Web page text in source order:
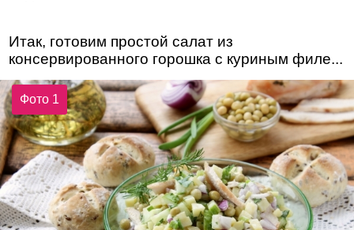
Итак, готовим простой салат из
консервированного горошка с куриным филе...
Фото 1